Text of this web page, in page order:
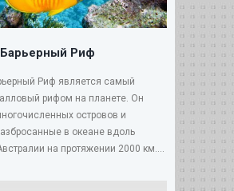
Риф
Риф является самый
рифом на планете. Он
островов и
в океане вдоль
на протяжении 2000 км....